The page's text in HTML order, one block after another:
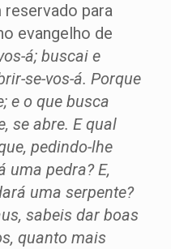
reservado para
evangelho de
á; buscai e
se-vos-á. Porque
e o que busca
se abre. E qual
pedindo-lhe
uma pedra? E,
uma serpente?
sabeis dar boas
quanto mais